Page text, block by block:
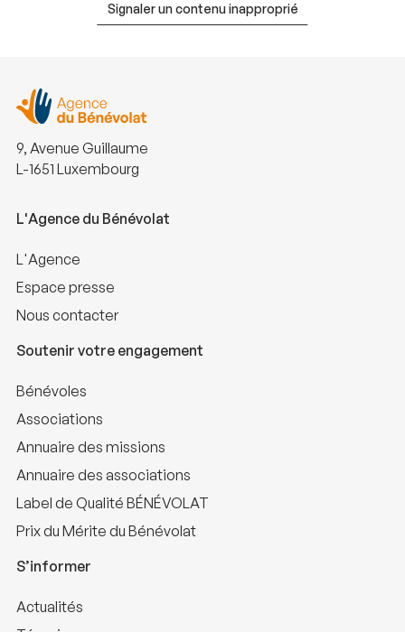
Signaler un contenu inapproprié
9, Avenue Guillaume
L-1651 Luxembourg
L'Agence du Bénévolat
L'Agence
Espace presse
Nous contacter
Soutenir votre engagement
Bénévoles
Associations
Annuaire des missions
Annuaire des associations
Label de Qualité BÉNÉVOLAT
Prix du Mérite du Bénévolat
S’informer
Actualités